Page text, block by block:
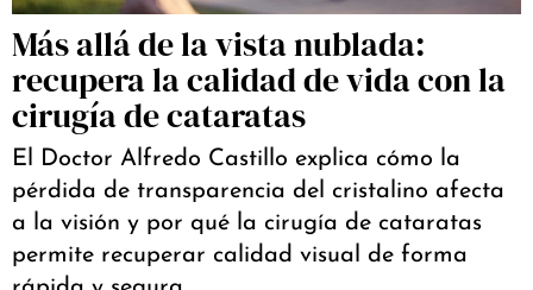
Más allá de la vista nublada:
recupera la calidad de vida con la
cirugía de cataratas
El Doctor Alfredo Castillo explica cómo la
pérdida de transparencia del cristalino afecta
a la visión y por qué la cirugía de cataratas
permite recuperar calidad visual de forma